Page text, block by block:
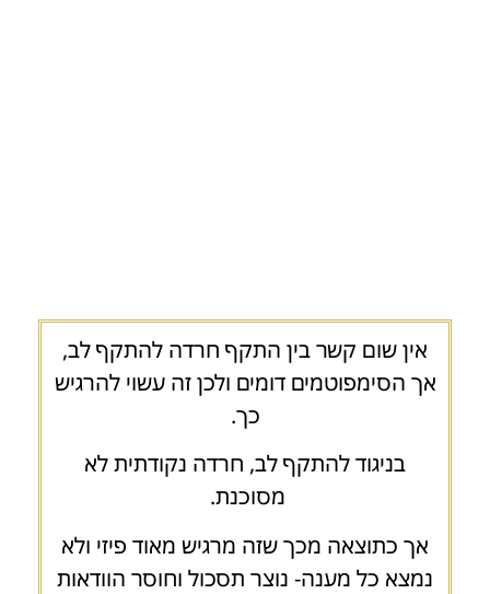
אין שום קשר בין התקף חרדה להתקף לב,
אך הסימפוטמים דומים ולכן זה עשוי להרגיש
כך.
בניגוד להתקף לב, חרדה נקודתית לא
מסוכנת.
אך כתוצאה מכך שזה מרגיש מאוד פיזי ולא
נמצא כל מענה- נוצר תסכול וחוסר הוודאות